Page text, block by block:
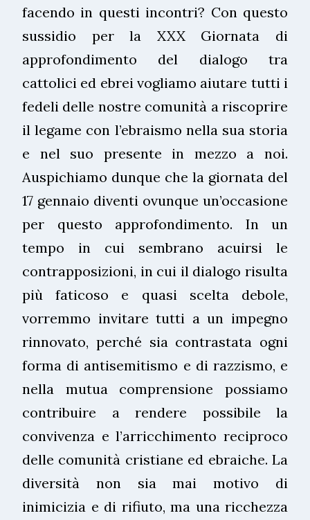
facendo in questi incontri? Con questo
sussidio per la XXX Giornata di
approfondimento del dialogo tra
cattolici ed ebrei vogliamo aiutare tutti i
fedeli delle nostre comunità a riscoprire
il legame con l’ebraismo nella sua storia
e nel suo presente in mezzo a noi.
Auspichiamo dunque che la giornata del
17 gennaio diventi ovunque un’occasione
per questo approfondimento. In un
tempo in cui sembrano acuirsi le
contrapposizioni, in cui il dialogo risulta
più faticoso e quasi scelta debole,
vorremmo invitare tutti a un impegno
rinnovato, perché sia contrastata ogni
forma di antisemitismo e di razzismo, e
nella mutua comprensione possiamo
contribuire a rendere possibile la
convivenza e l’arricchimento reciproco
delle comunità cristiane ed ebraiche. La
diversità non sia mai motivo di
inimicizia e di rifiuto, ma una ricchezza